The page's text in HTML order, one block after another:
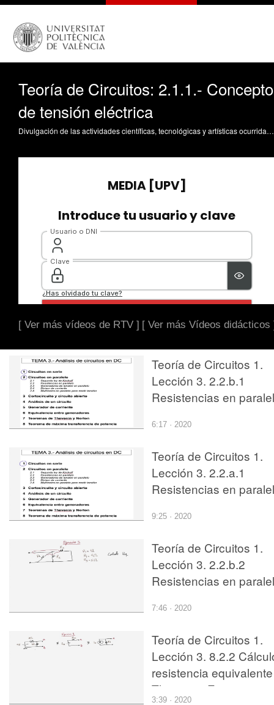
Teoría de Circuitos: 2.1.1.- Concepto
de tensión eléctrica
Divulgación de las actividades científicas, tecnológicas y artísticas ocurridas en los tres campus de la UPV
[ Ver más vídeos de RTV ] [ Ver más Vídeos didácticos
Teoría de Circuitos 1.
Lección 3. 2.2.b.1
Resistencias en
6:17 · 2020
Teoría de Circuitos 1.
Lección 3. 2.2.a.1
Resistencias en
9:25 · 2020
Teoría de Circuitos 1.
Lección 3. 2.2.b.2
Resistencias en
7:46 · 2020
Teoría de Circuitos 1.
Lección 3. 8.2.2
resistencia equivalente
Thevenin. Ejercicio 1
3:39 · 2020